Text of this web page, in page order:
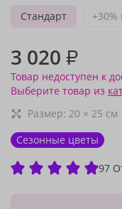
Стандарт
+30%
3 020 ₽
Товар недоступен к
Выберите товар из
Размер: 20 × 25 см
Сезонные цветы
97